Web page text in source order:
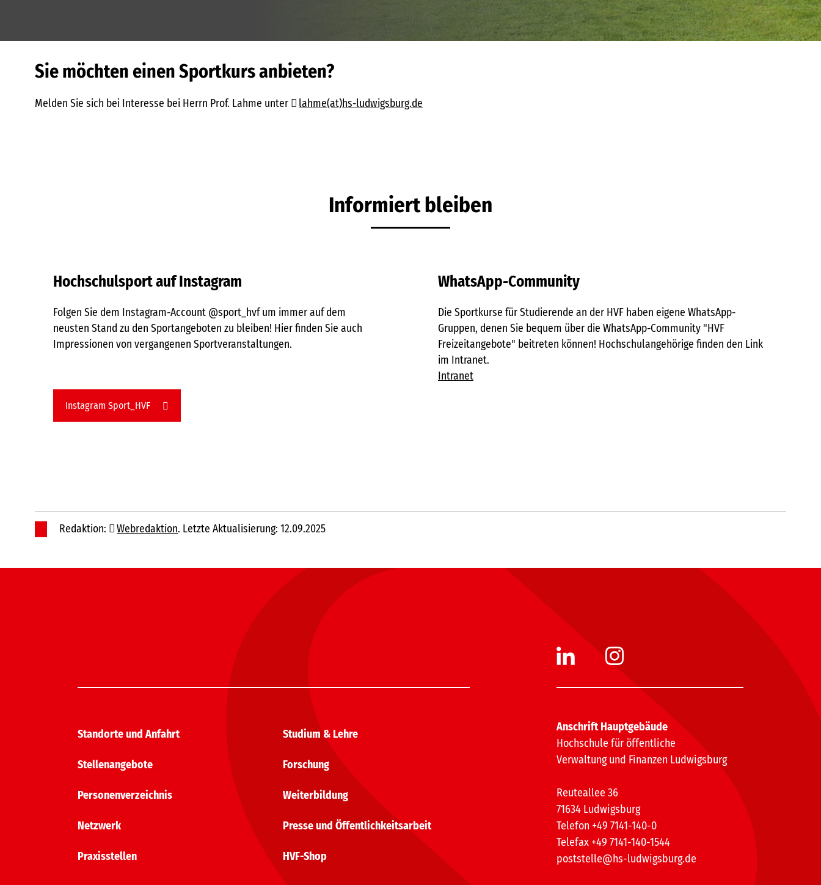
Sie möchten einen Sportkurs anbieten?
Melden Sie sich bei Interesse bei Herrn Prof. Lahme unter lahme(at)hs-ludwigsburg.de
Informiert bleiben
Hochschulsport auf Instagram
Folgen Sie dem Instagram-Account @sport_hvf um immer auf dem
neusten Stand zu den Sportangeboten zu bleiben! Hier finden Sie auch
Impressionen von vergangenen Sportveranstaltungen.
Instagram Sport_HVF
WhatsApp-Community
Die Sportkurse für Studierende an der HVF haben eigene WhatsApp-
Gruppen, denen Sie bequem über die WhatsApp-Community "HVF
Freizeitangebote" beitreten können! Hochschulangehörige finden den Link
im Intranet.
Intranet
Redaktion: Webredaktion. Letzte Aktualisierung: 12.09.2025
Standorte und Anfahrt
Stellenangebote
Personenverzeichnis
Netzwerk
Praxisstellen
Studium & Lehre
Forschung
Weiterbildung
Presse und Öffentlichkeitsarbeit
HVF-Shop
Anschrift Hauptgebäude
Hochschule für öffentliche
Verwaltung und Finanzen Ludwigsburg
Reuteallee 36
71634 Ludwigsburg
Telefon +49 7141-140-0
Telefax +49 7141-140-1544
poststelle@hs-ludwigsburg.de